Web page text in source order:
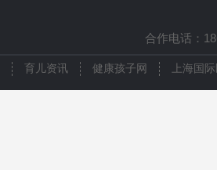
合作电话：
育儿资讯 健康孩子网 上海国